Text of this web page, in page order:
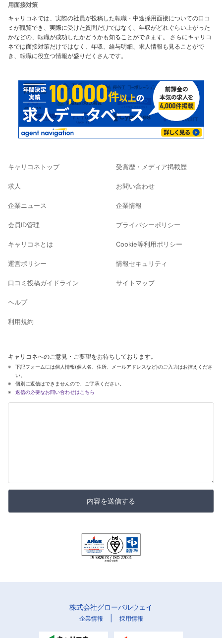
用面接対策
キャリコネでは、実際の社員が投稿した転職・中途採用面接についての口コ
ミが観覧でき、実際に受けた質問だけではなく、年収がどれぐらい上がった
かなどの、転職が成功したかどうかも知ることができます。 さらにキャリコ
ネでは面接対策だけではなく、年収、給与明細、求人情報も見ることがで
き、転職に役立つ情報が盛りだくさんです。
キャリコネトップ
求人
企業ニュース
会員ID管理
キャリコネとは
運営ポリシー
口コミ投稿ガイドライン
ヘルプ
利用規約
受賞歴・メディア掲載歴
お問い合わせ
企業情報
プライバシーポリシー
Cookie等利用ポリシー
情報セキュリティ
サイトマップ
キャリコネへのご意見・ご要望をお待ちしております。
下記フォームには個人情報(個人名、住所、メールアドレスなど)のご入力はお控えくださ
い。
個別に返信はできませんので、ご了承ください。
返信の必要なお問い合わせはこちら
内容を送信する
株式会社グローバルウェイ
企業情報 採用情報